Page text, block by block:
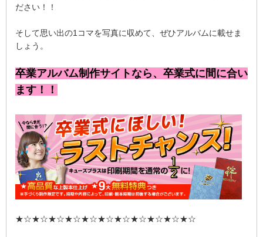
ださい！！
そして思い出の1コマを写真に収めて、ぜひアルバムに載せま
しょう。
卒業アルバム制作サイトなら、卒業式に間に合い
ます！！
★☆★☆★☆★☆★☆★☆★☆★☆★☆★☆★☆